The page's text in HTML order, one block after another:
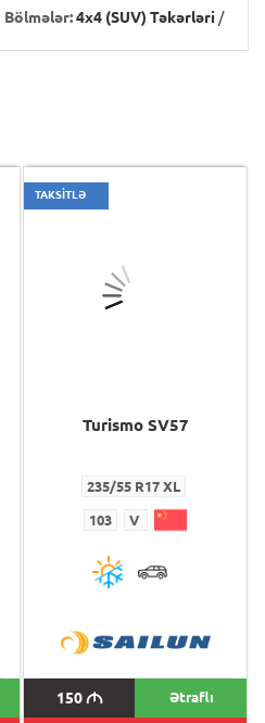
Bölmələr:4x4 (SUV) Təkərləri /
TAKSİTLƏ
Turismo SV57
235/55 R17 XL
103 V
150M Ətraflı